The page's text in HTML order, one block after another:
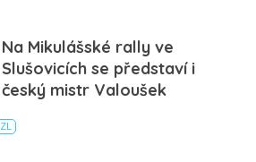
Na Mikulášské rally ve
Slušovicích se představí i
český mistr Valoušek
ZL